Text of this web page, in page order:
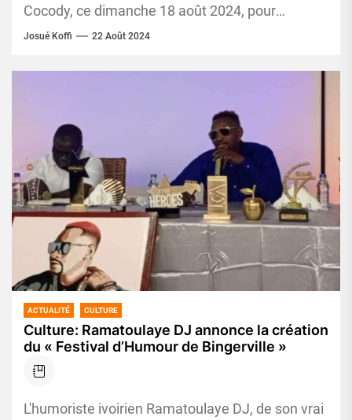
Cocody, ce dimanche 18 août 2024, pour
célébrer la deuxième édition de...
Josué Koffi 22 Août 2024
ACTUALITÉ CULTURE
Culture: Ramatoulaye DJ annonce la création
du « Festival d’Humour de Bingerville »
L'humoriste ivoirien Ramatoulaye DJ, de son vrai